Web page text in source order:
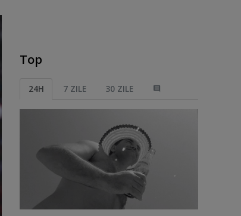
Top
24H 7 ZILE 30 ZILE